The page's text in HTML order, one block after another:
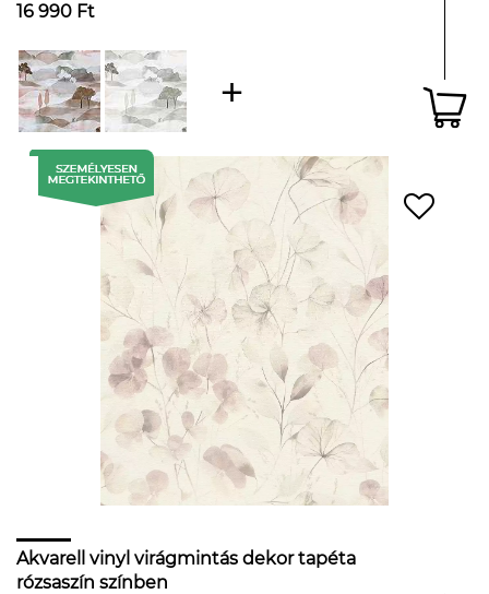
16 990 Ft
Akvarell vinyl virágmintás dekor tapéta
rózsaszín színben